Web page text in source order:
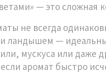
— это сложная
не всегда
ландышем —
мускуса или даже
аромат быстро